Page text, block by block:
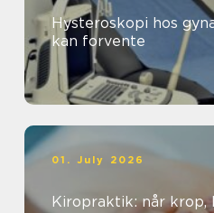
Hysteroskopi hos
kan forvente
01. July 2026
Kiropraktik: når krop,